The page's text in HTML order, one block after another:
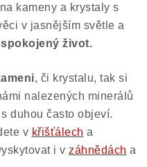
na kameny a krystaly s
v jasnějším světle a
život.
, či krystalu, tak si
nalezených minerálů
duhou často objeví.
v křišťálech a
i v záhnědách a